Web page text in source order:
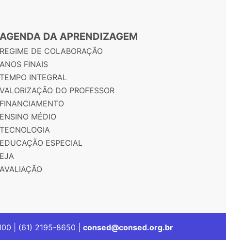
AGENDA DA APRENDIZAGEM
REGIME DE COLABORAÇÃO
ANOS FINAIS
TEMPO INTEGRAL
VALORIZAÇÃO DO PROFESSOR
FINANCIAMENTO
ENSINO MÉDIO
TECNOLOGIA
EDUCAÇÃO ESPECIAL
EJA
AVALIAÇÃO
| (61) 2195-8650 | consed@consed.org.br